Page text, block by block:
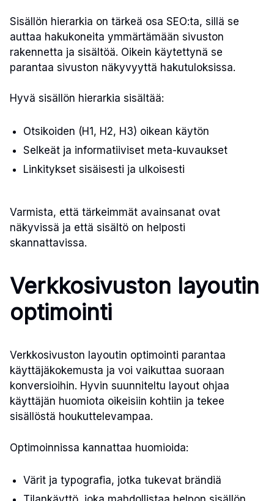
Sisällön hierarkia on tärkeä osa SEO:ta, sillä se
auttaa hakukoneita ymmärtämään sivuston
rakennetta ja sisältöä. Oikein käytettynä se
parantaa sivuston näkyvyyttä hakutuloksissa.
Hyvä sisällön hierarkia sisältää:
Otsikoiden (H1, H2, H3) oikean käytön
Selkeät ja informatiiviset meta-kuvaukset
Linkitykset sisäisesti ja ulkoisesti
Varmista, että tärkeimmät avainsanat ovat
näkyvissä ja että sisältö on helposti
skannattavissa.
Verkkosivuston layoutin
optimointi
Verkkosivuston layoutin optimointi parantaa
käyttäjäkokemusta ja voi vaikuttaa suoraan
konversioihin. Hyvin suunniteltu layout ohjaa
käyttäjän huomiota oikeisiin kohtiin ja tekee
sisällöstä houkuttelevampaa.
Optimoinnissa kannattaa huomioida:
Värit ja typografia, jotka tukevat brändiä